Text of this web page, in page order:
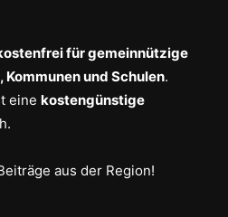
für gemeinnützige
und Schulen.
eine kostengünstige
aus der Region!